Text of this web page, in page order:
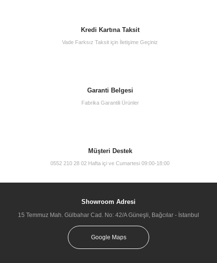
Kredi Kartına Taksit
Vade Farksız Taksit için İletişime Geçiniz
Garanti Belgesi
Fabrika Garantili Ürünler
Müşteri Destek
0552 210 28 02 Hafta içi ve Cumartesi 09:00-18:00
Showroom Adresi
15 Temmuz Mah. Gülbahar Cad. No: 42/A Güneşli, Bağcılar - İstanbul
Google Maps